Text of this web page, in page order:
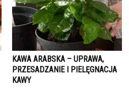
KAWA ARABSKA – UPRAWA,
PRZESADZANIE I PIELĘGNACJA
KAWY